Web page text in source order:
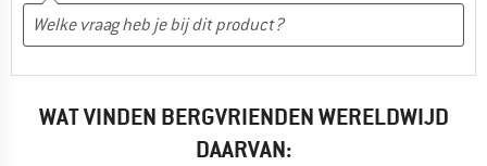
WAT VINDEN BERGVRIENDEN WERELDWIJD
DAARVAN: